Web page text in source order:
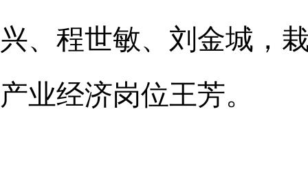
兴、程世敏、刘金城，
产业经济岗位王芳。